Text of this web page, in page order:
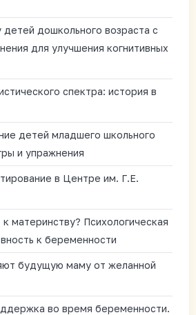
детей дошкольного возраста с
для улучшения когнитивных
спектра: история в
детей младшего школьного
и упражнения
в Центре им. Г.Е.
к материнству? Психологическая
к беременности
будущую маму от желанной
во время беременности.